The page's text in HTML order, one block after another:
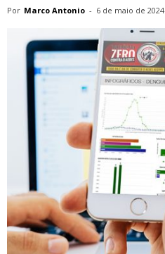
Por Marco Antonio - 6 de maio de 2024